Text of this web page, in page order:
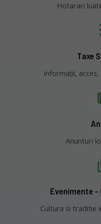
Hotarari
Taxe
informații,
Anunturi
Evenimente
Cultura si traditie